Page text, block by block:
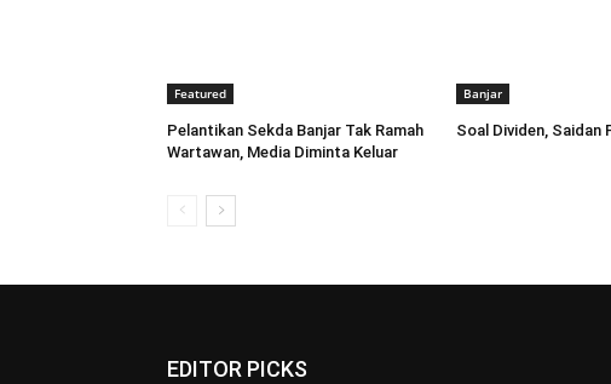
Featured
Pelantikan Sekda Banjar Tak Ramah
Wartawan, Media Diminta Keluar
Banjar
Soal Dividen, Saidan
EDITOR PICKS